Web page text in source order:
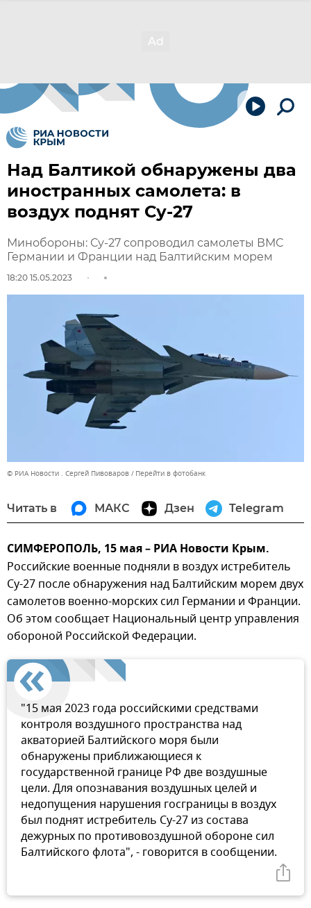
Над Балтикой обнаружены два
иностранных самолета: в
воздух поднят Су-27
Минобороны: Су-27 сопроводил самолеты ВМС
Германии и Франции над Балтийским морем
18:20 15.05.2023
© РИА Новости . Сергей Пивоваров Перейти в фотобанк
Читать в МАКС Дзен Telegram
СИМФЕРОПОЛЬ, 15 мая – РИА Новости Крым.
Российские военные подняли в воздух истребитель
Су-27 после обнаружения над Балтийским морем двух
самолетов военно-морских сил Германии и Франции.
Об этом сообщает Национальный центр управления
обороной Российской Федерации.
"15 мая 2023 года российскими средствами
контроля воздушного пространства над
акваторией Балтийского моря были
обнаружены приближающиеся к
государственной границе РФ две воздушные
цели. Для опознавания воздушных целей и
недопущения нарушения госграницы в воздух
был поднят истребитель Су-27 из состава
дежурных по противовоздушной обороне сил
Балтийского флота", - говорится в сообщении.